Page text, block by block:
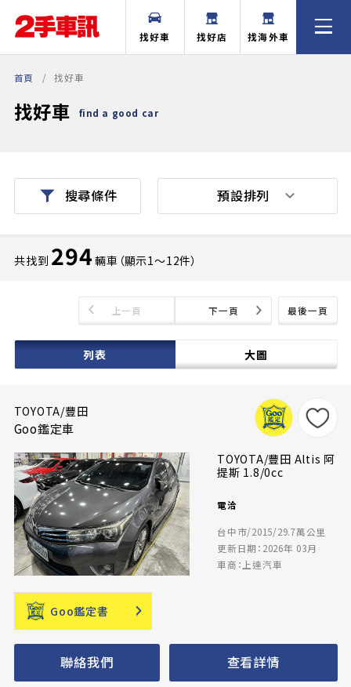
找好車 找好店 找海外車
首頁 找好車
找好車 find a good car
搜尋條件
共找到 294 輛車（顯示1〜12件）
最後一頁
上一頁 下一頁
列表 大圖
預設排列
TOYOTA/豐田
Goo鑑定車
TOYOTA/豐田 Altis 阿
提斯 1.8/0cc
電洽
台中市/2015/29.7萬公里
更新日期：2026年 03月
車商：上達汽車
Goo鑑定書
聯絡我們 查看詳情